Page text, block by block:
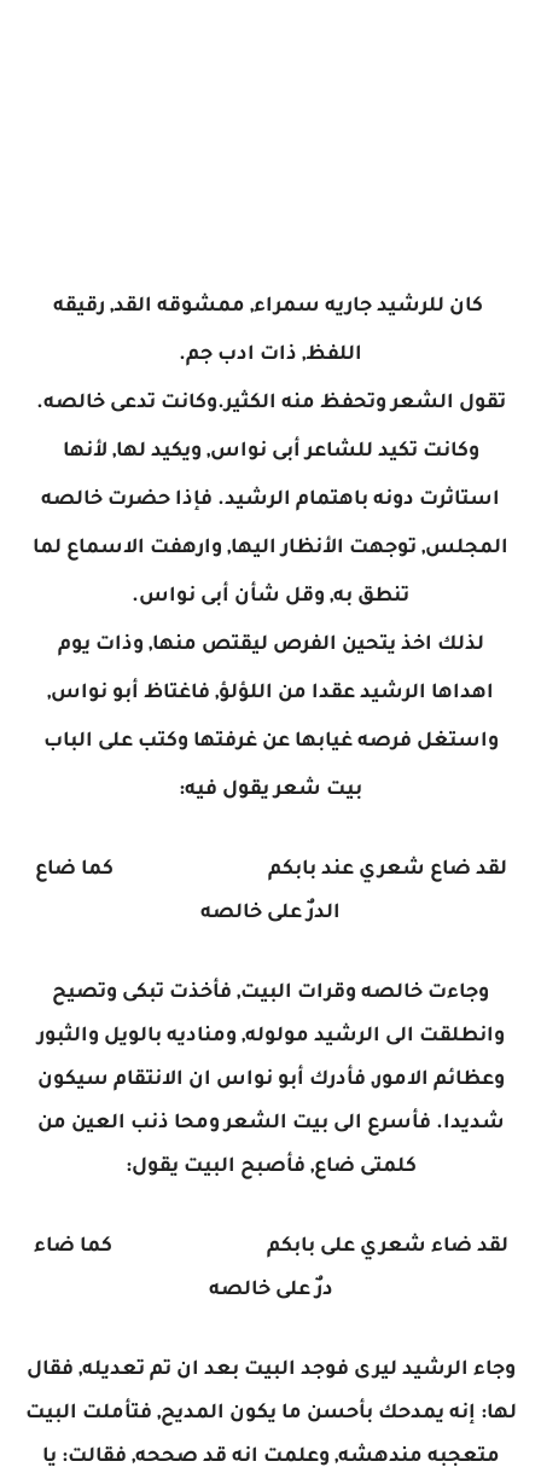
كان للرشيد جاريه سمراء, ممشوقه القد, رقيقه
اللفظ, ذات ادب جم.
تقول الشعر وتحفظ منه الكثير.وكانت تدعى خالصه.
وكانت تكيد للشاعر أبى نواس, ويكيد لها, لأنها
استاثرت دونه باهتمام الرشيد. فإذا حضرت خالصه
المجلس, توجهت الأنظار اليها, وارهفت الاسماع لما
تنطق به, وقل شأن أبى نواس.
لذلك اخذ يتحين الفرص ليقتص منها, وذات يوم
اهداها الرشيد عقدا من اللؤلؤ, فاغتاظ أبو نواس,
واستغل فرصه غيابها عن غرفتها وكتب على الباب
بيت شعر يقول فيه:
لقد ضاع شعري عند بابكم كما ضاع
الدرٌ على خالصه
وجاءت خالصه وقرات البيت, فأخذت تبكى وتصيح
وانطلقت الى الرشيد مولوله, ومناديه بالويل والثبور
وعظائم الامور, فأدرك أبو نواس ان الانتقام سيكون
شديدا. فأسرع الى بيت الشعر ومحا ذنب العين من
كلمتى ضاع, فأصبح البيت يقول:
لقد ضاء شعري على بابكم كما ضاء
درٌ على خالصه
وجاء الرشيد ليرى فوجد البيت بعد ان تم تعديله, فقال
لها: إنه يمدحك بأحسن ما يكون المديح, فتأملت البيت
متعجبه مندهشه, وعلمت انه قد صححه, فقالت: يا